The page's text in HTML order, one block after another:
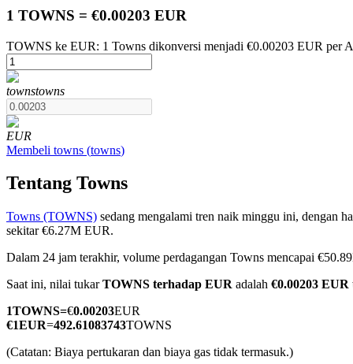
USDT Berjangka
Kontrak berjangka menggunakan USDT sebagai jaminannya
COIN-M Berjangka
Mata Uang Kripto Berjangka
1 TOWNS = €0.00203 EUR
TOWNS ke EUR: 1 Towns dikonversi menjadi €0.00203 EUR per
townstowns
EUR
Membeli towns (towns)
Tentang Towns
Towns (TOWNS) sedang mengalami tren naik minggu ini, dengan
sekitar €6.27M EUR.
Dalam 24 jam terakhir, volume perdagangan Towns mencapai
Saat ini, nilai tukarTOWNS terhadap EUR adalah €0.00203
1TOWNS=€0.00203EUR
€1EUR=492.61083743TOWNS
(Catatan: Biaya pertukaran dan biaya gas tidak termasuk.)